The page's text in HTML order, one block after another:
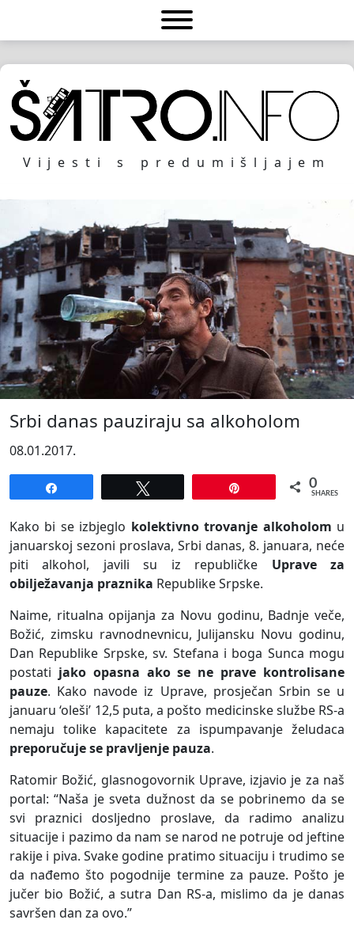
Vijesti s predumišljajem
Srbi danas pauziraju sa alkoholom
08.01.2017.
0
SHARES
Kako bi se izbjeglo kolektivno trovanje alkoholom u
januarskoj sezoni proslava, Srbi danas, 8. januara, neće
piti alkohol, javili su iz republičke Uprave za
obilježavanja praznika Republike Srpske.
Naime, ritualna opijanja za Novu godinu, Badnje veče,
Božić, zimsku ravnodnevnicu, Julijansku Novu godinu,
Dan Republike Srpske, sv. Stefana i boga Sunca mogu
postati jako opasna ako se ne prave kontrolisane
pauze. Kako navode iz Uprave, prosječan Srbin se u
januaru ‘oleši’ 12,5 puta, a pošto medicinske službe RS-a
nemaju tolike kapacitete za ispumpavanje želudaca
preporučuje se pravljenje pauza.
Ratomir Božić, glasnogovornik Uprave, izjavio je za naš
portal: “Naša je sveta dužnost da se pobrinemo da se
svi praznici dosljedno proslave, da radimo analizu
situacije i pazimo da nam se narod ne potruje od jeftine
rakije i piva. Svake godine pratimo situaciju i trudimo se
da nađemo što pogodnije termine za pauze. Pošto je
jučer bio Božić, a sutra Dan RS-a, mislimo da je danas
savršen dan za ovo.”